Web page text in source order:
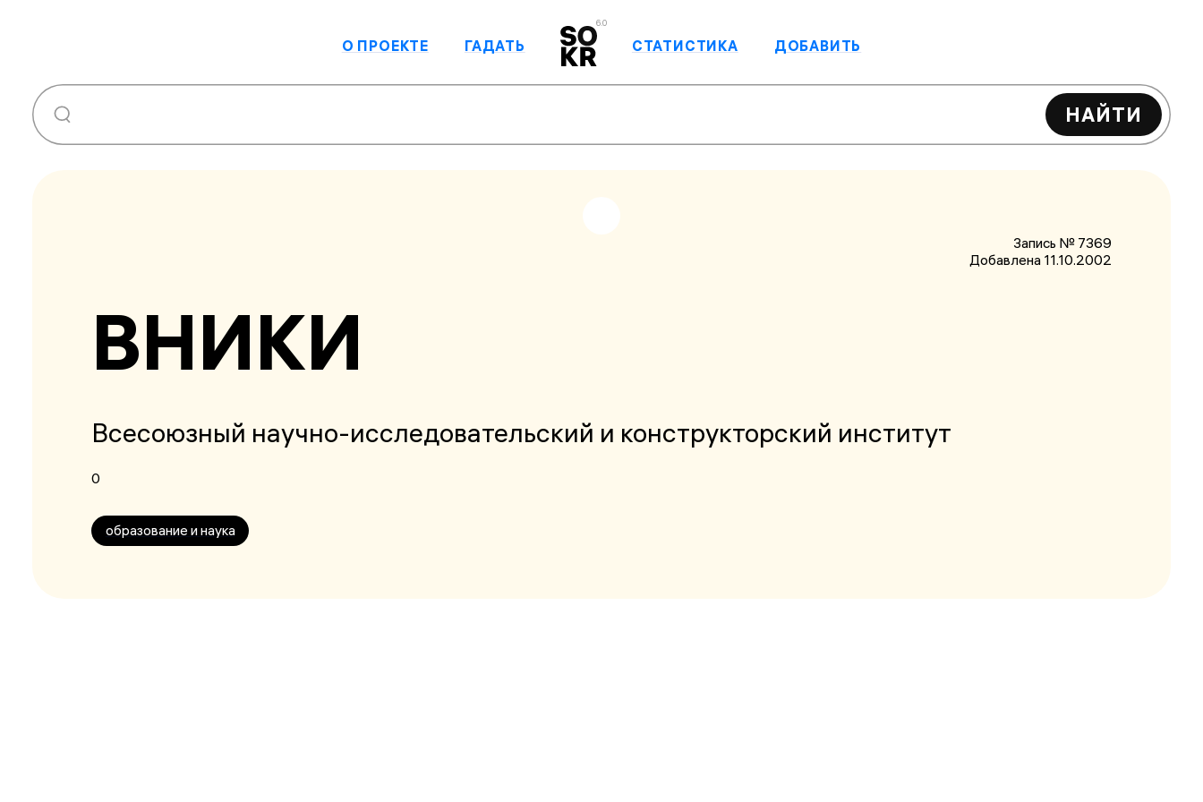
6.0
О ПРОЕКТЕ ГАДАТЬ СТАТИСТИКА ДОБАВИТЬ
НАЙТИ
Запись № 7369
Добавлена 11.10.2002
ВНИКИ
Всесоюзный научно-исследовательский и конструкторский институт
0
образование и наука